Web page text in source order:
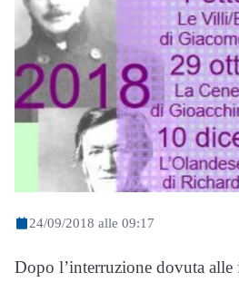
24/09/2018 alle 09:17
Dopo l’interruzione dovuta alle